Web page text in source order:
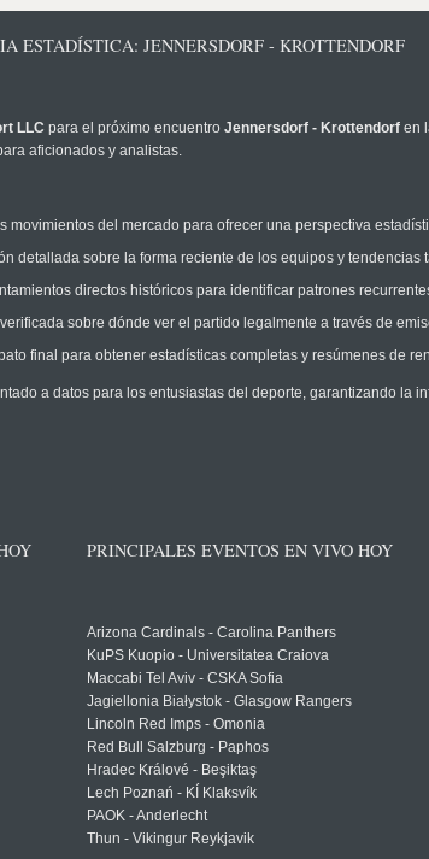
ESTADÍSTICA: JENNERSDORF - KROTTENDORF
LLC para el próximo encuentro Jennersdorf - Krottendorf en
aficionados y analistas.
movimientos del mercado para ofrecer una perspectiva
detallada sobre la forma reciente de los equipos y tendencias
directos históricos para identificar patrones
sobre dónde ver el partido legalmente a través de
final para obtener estadísticas completas y resúmenes de
a datos para los entusiastas del deporte, garantizando la
PRINCIPALES EVENTOS EN VIVO HOY
Arizona Cardinals - Carolina Panthers
KuPS Kuopio - Universitatea Craiova
Maccabi Tel Aviv - CSKA Sofia
Jagiellonia Białystok - Glasgow Rangers
Lincoln Red Imps - Omonia
Red Bull Salzburg - Paphos
Hradec Králové - Beşiktaş
Lech Poznań - KÍ Klaksvík
PAOK - Anderlecht
Thun - Vikingur Reykjavik